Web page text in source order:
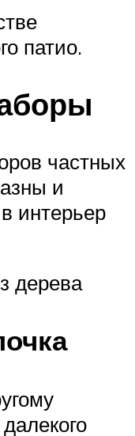
патио.
частных
и
интерьер
дерева